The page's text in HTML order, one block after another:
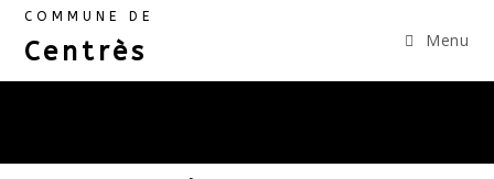
COMMUNE DE
Centrès Menu